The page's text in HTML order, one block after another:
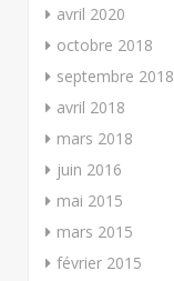
avril 2020
octobre 2018
septembre 2018
avril 2018
mars 2018
juin 2016
mai 2015
mars 2015
février 2015